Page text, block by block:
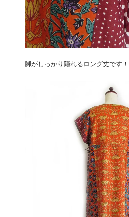
脚がしっかり隠れるロング丈です！